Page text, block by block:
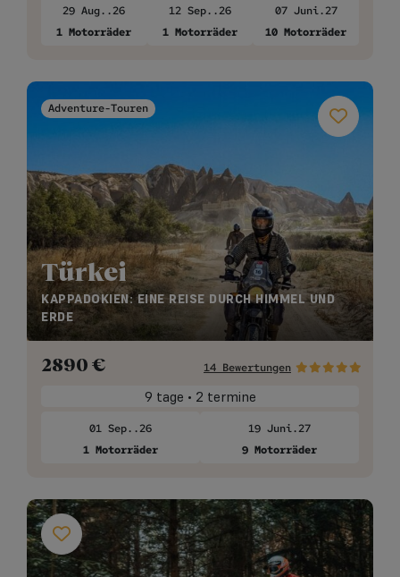
29 Aug..26
1 Motorräder
12 Sep..26
1 Motorräder
07 Juni.27
10 Motorräder
Adventure-Touren
Türkei
KAPPADOKIEN: EINE REISE DURCH HIMMEL UND
ERDE
2890 € 14 Bewertungen
9 tage • 2 termine
01 Sep..26
1 Motorräder
19 Juni.27
9 Motorräder